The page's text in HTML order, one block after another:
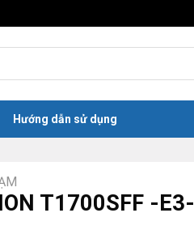
Hướng dẫn sử dụng
T1700SFF -E3-